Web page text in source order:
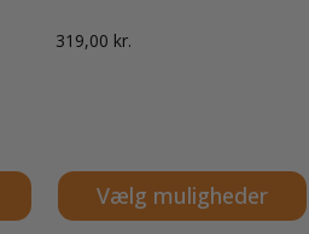
319,00 kr.
Vælg muligheder